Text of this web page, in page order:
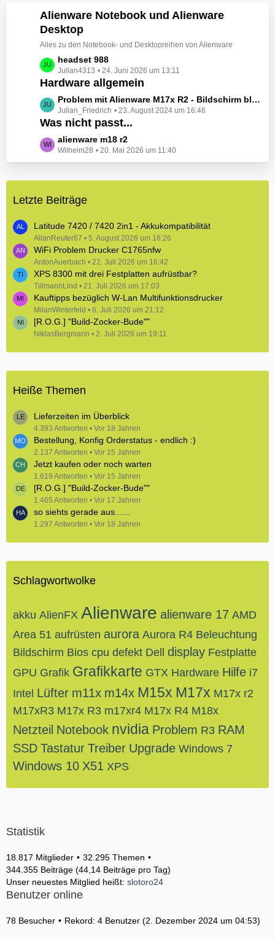
e
t
r
ä
g
e
e
B
e
i
t
r
ä
g
e
Alienware Notebook und Alienware
Desktop
Alles zu den Notebook- und Desktopreihen von Alienware
L
e
t
z
t
e
e
r
g
headset 988
Julian4313 24. Juni 2026 um 13:11
Hardware allgemein
L
e
t
z
t
e
i
ä
g
e
Problem mit Alienware M17x R2 - Bildschirm bleibt schwarz beim Start
Julian_Friedrich 23. August 2024 um 16:46
Was nicht passt...
L
e
t
e
e
i
t
r
ä
g
e
alienware m18 r2
Wilhelm28 20. Mai 2026 um 11:40
Letzte Beiträge
Latitude 7420 / 7420 2in1 - Akkukompatibilität
AllanReuter67 5. August 2026 um 16:26
WiFi Problem Drucker C1765nfw
AntonAuerbach 22. Juli 2026 um 16:42
XPS 8300 mit drei Festplatten aufrüstbar?
TillmannLind 21. Juli 2026 um 17:03
Kauftipps bezüglich W-Lan Multifunktionsdrucker
MilanWinterfeld 6. Juli 2026 um 21:12
[R.O.G.] "Build-Zocker-Bude""
NiklasBergmann 2. Juli 2026 um 19:11
Heiße Themen
Lieferzeiten im Überblick
4.393 Antworten Vor 18 Jahren
Bestellung, Konfig Orderstatus - endlich :)
2.137 Antworten Vor 15 Jahren
Jetzt kaufen oder noch warten
1.619 Antworten Vor 15 Jahren
[R.O.G.] "Build-Zocker-Bude""
1.465 Antworten Vor 17 Jahren
so siehts gerade aus......
1.297 Antworten Vor 18 Jahren
Schlagwortwolke
akku AlienFX Alienware alienware 17 AMD
Area 51 aufrüsten aurora Aurora R4 Beleuchtung
Bildschirm Bios cpu defekt Dell display Festplatte
GPU Grafik Grafikkarte GTX Hardware Hilfe i7
Intel Lüfter m11x m14x M15x M17x M17x r2
M17xR3 M17x R3 m17xr4 M17x R4 M18x
Netzteil Notebook nvidia Problem R3 RAM
SSD Tastatur Treiber Upgrade Windows 7
Windows 10 X51 XPS
Statistik
18.817 Mitglieder
32.295 Themen
344.355 Beiträge (44,14 Beiträge pro Tag)
Unser neuestes Mitglied heißt: slotoro24
Benutzer online
78 Besucher Rekord: 4 Benutzer (2. Dezember 2024 um 04:53)